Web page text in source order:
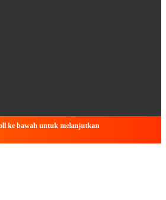
ke bawah untuk melanjutkan